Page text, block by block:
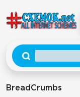
BreadCrumbs